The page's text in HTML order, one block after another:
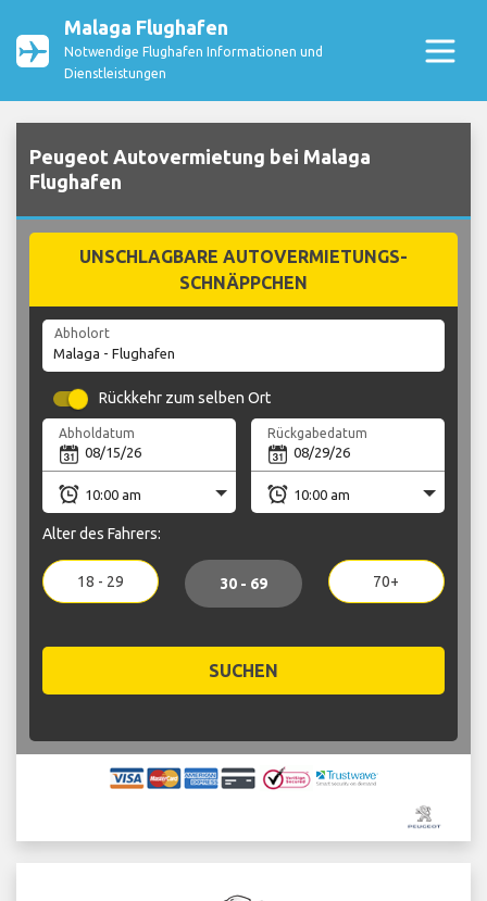
Malaga Flughafen
Notwendige Flughafen Informationen und
Dienstleistungen
Peugeot Autovermietung bei Malaga
Flughafen
UNSCHLAGBARE AUTOVERMIETUNGS-
SCHNÄPPCHEN
Abholort
Rückkehr zum selben Ort
Abholdatum Rückgabedatum
Alter des Fahrers:
18 - 29 30 - 69 70+
SUCHEN